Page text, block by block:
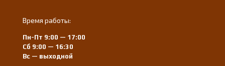
Время работы:
Пн-Пт 9:00 — 17:00
Сб 9:00 — 16:30
Вс — выходной